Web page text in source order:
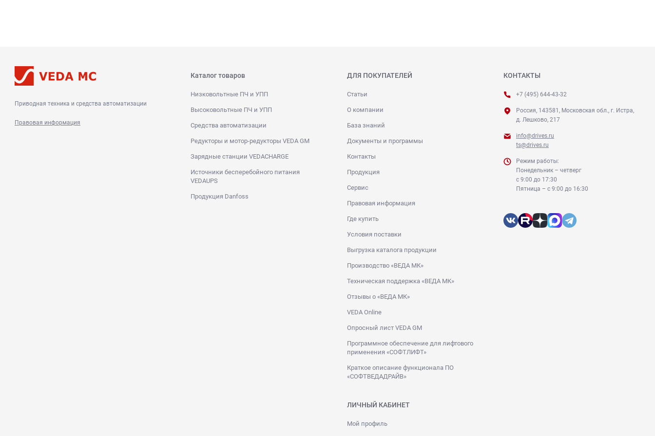
Приводная техника и средства автоматизации
Правовая информация
Каталог товаров
Низковольтные ПЧ и УПП
Высоковольтные ПЧ и УПП
Средства автоматизации
Редукторы и мотор-редукторы VEDA GM
Зарядные станции VEDACHARGE
Источники бесперебойного питания
VEDAUPS
Продукция Danfoss
ДЛЯ ПОКУПАТЕЛЕЙ
Статьи
О компании
База знаний
Документы и программы
Контакты
Продукция
Сервис
Правовая информация
Где купить
Условия поставки
Выгрузка каталога продукции
Производство «ВЕДА МК»
Техническая поддержка «ВЕДА МК»
Отзывы о «ВЕДА МК»
VEDA Online
Опросный лист VEDA GM
Программное обеспечение для лифтового
применения «СОФТЛИФТ»
Краткое описание функционала ПО
«СОФТВЕДАДРАЙВ»
ЛИЧНЫЙ КАБИНЕТ
Мой профиль
КОНТАКТЫ
+7 (495) 644-43-32
Россия, 143581, Московская обл., г. Истра,
д. Лешково, 217
info@drives.ru
ts@drives.ru
Режим работы:
Понедельник – четверг
с 9:00 до 17:30
Пятница – с 9:00 до 16:30